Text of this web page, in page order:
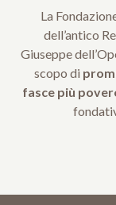
La
dell’antico
Giuseppe
scopo di
fasce più